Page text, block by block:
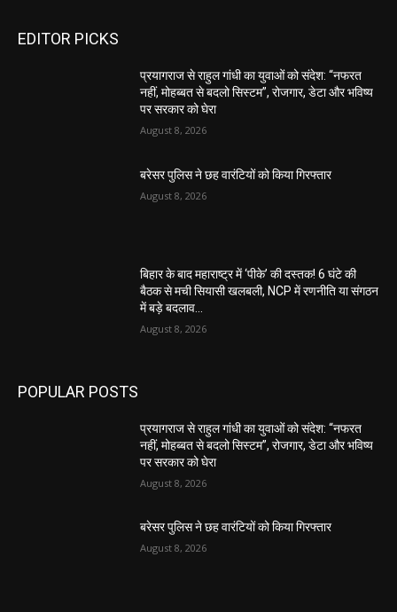
EDITOR PICKS
प्रयागराज से राहुल गांधी का युवाओं को संदेश: “नफरत
नहीं, मोहब्बत से बदलो सिस्टम”, रोजगार, डेटा और भविष्य
पर सरकार को घेरा
August 8, 2026
बरेसर पुलिस ने छह वारंटियों को किया गिरफ्तार
August 8, 2026
बिहार के बाद महाराष्ट्र में ‘पीके’ की दस्तक! 6 घंटे की
बैठक से मची सियासी खलबली, NCP में रणनीति या संगठन
में बड़े बदलाव...
August 8, 2026
POPULAR POSTS
प्रयागराज से राहुल गांधी का युवाओं को संदेश: “नफरत
नहीं, मोहब्बत से बदलो सिस्टम”, रोजगार, डेटा और भविष्य
पर सरकार को घेरा
August 8, 2026
बरेसर पुलिस ने छह वारंटियों को किया गिरफ्तार
August 8, 2026